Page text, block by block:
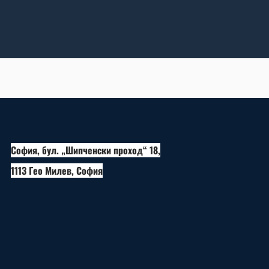
София, бул. „Шипченски проход“ 18,
1113 Гео Милев, София